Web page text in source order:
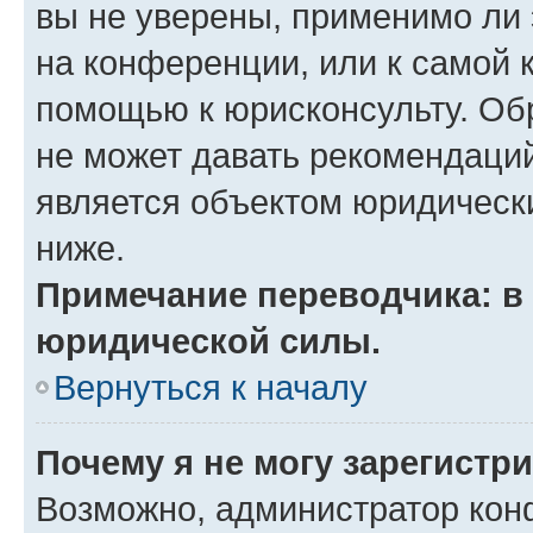
вы не уверены, применимо ли
на конференции, или к самой
помощью к юрисконсульту.
не может давать
является объектом
ниже.
Примечание переводчика:
юридической силы.
Вернуться к началу
Почему я не могу
Возможно, администратор